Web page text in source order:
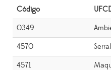
Código
0349
4570
4571